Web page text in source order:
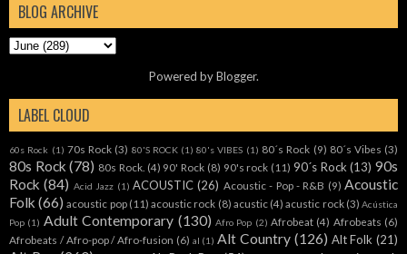
BLOG ARCHIVE
Powered byBlogger.
LABEL CLOUD
60s Rock (1) 70s Rock (3) 80'S ROCK (1) 80's VIBES (1) 80´s Rock (9) 80´s Vibes (3)
80s Rock (78) 80s Rock. (4) 90' Rock (8) 90's rock (11) 90´s Rock (13) 90s
Rock (84) Acid Jazz (1) ACOUSTIC (26) Acoustic - Pop - R&B (9) Acoustic
Folk (66) acoustic pop (11) acoustic rock (8) acustic (4) acustic rock (3) Acústica
Pop (1) Adult Contemporary (130) Afro Pop (2) Afrobeat (4) Afrobeats (6)
Afrobeats / Afro-pop / Afro-fusion (6) al (1) Alt Country (126) Alt Folk (21)